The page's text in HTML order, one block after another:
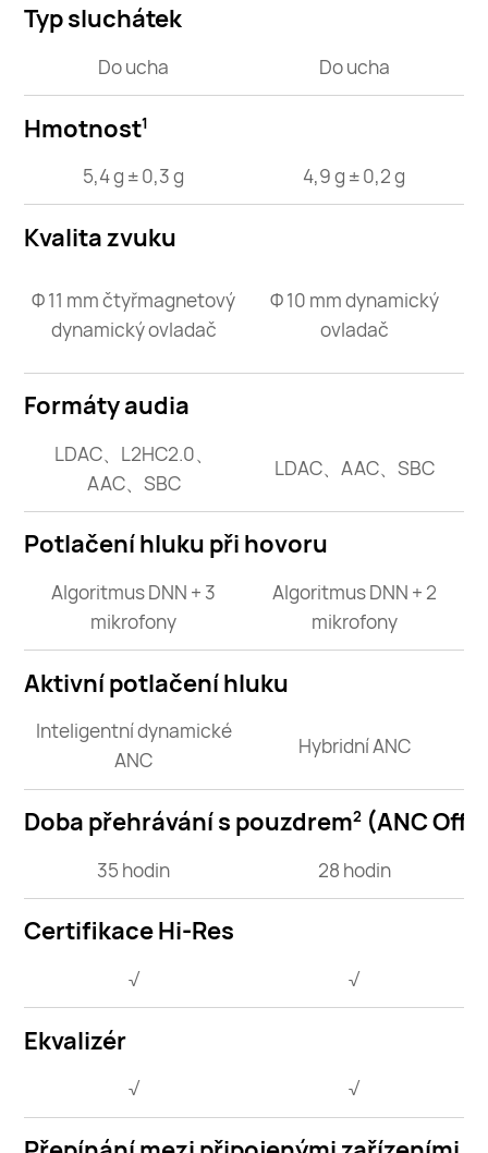
Typ sluchátek
Do ucha Do ucha
Hmotnost1
5,4 g ± 0,3 g 4,9 g ± 0,2 g
Kvalita zvuku
Φ 11 mm čtyřmagnetový
dynamický ovladač
Φ 10 mm dynamický
ovladač
Formáty audia
LDAC、L2HC2.0、
AAC、SBC
LDAC、AAC、SBC
Potlačení hluku při hovoru
Algoritmus DNN + 3
mikrofony
Algoritmus DNN + 2
mikrofony
Aktivní potlačení hluku
Inteligentní dynamické
ANC
Hybridní ANC
Doba přehrávání s pouzdrem2(ANC Off)
35 hodin 28 hodin
Certifikace Hi-Res
√ √
Ekvalizér
√ √